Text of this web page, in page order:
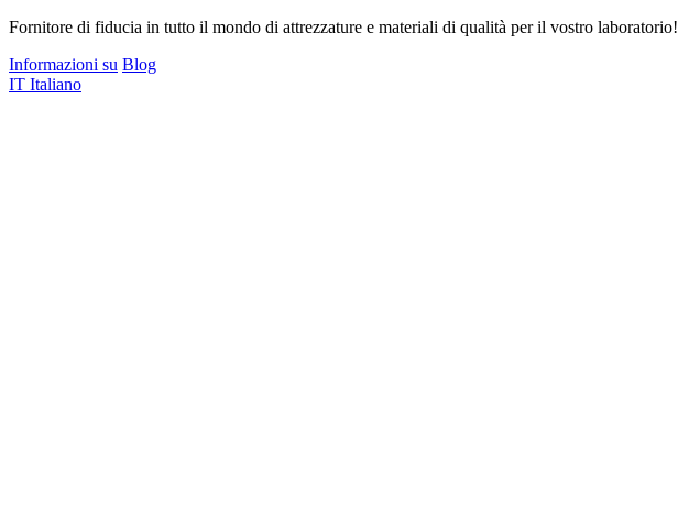
Fornitore di fiducia in tutto il mondo di attrezzature e materiali di qualità per il vostro laboratorio!
Informazioni su Blog
IT Italiano